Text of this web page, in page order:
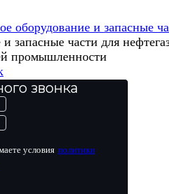
запасные части для
промышленности
звонка
условия политики